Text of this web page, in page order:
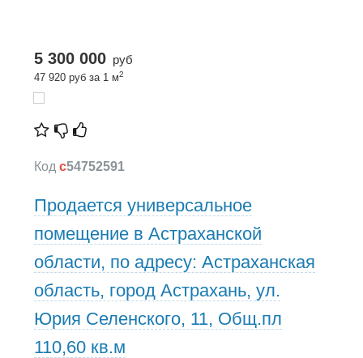
5 300 000 руб
47 920 руб за 1 м2
Код c54752591
Продается универсальное
помещение в Астраханской
области, по адресу: Астраханская
область, город Астрахань, ул.
Юрия Селенского, 11, Общ.пл
110,60 кв.м